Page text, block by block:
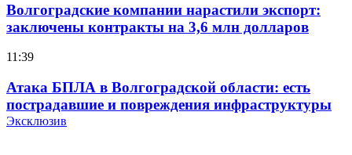
Волгоградские компании нарастили экспорт:
заключены контракты на 3,6 млн долларов
11:39
Атака БПЛА в Волгоградской области: есть
пострадавшие и повреждения инфраструктуры
Эксклюзив